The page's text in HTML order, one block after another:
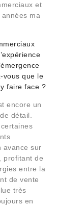
et
ma
vous que le
faire face ?
encore un
détail.
certaines
avance sur
profitant de
entre la
de vente
très
en